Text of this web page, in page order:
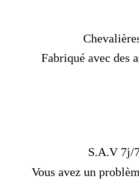
Fabriqué avec des
S.A.V 7j/
Vous avez un